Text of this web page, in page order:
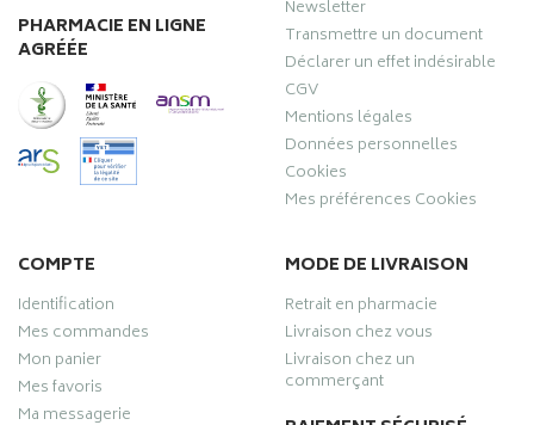
PHARMACIE EN LIGNE
AGRÉÉE
Newsletter
Transmettre un document
Déclarer un effet indésirable
CGV
Mentions légales
Données personnelles
Cookies
Mes préférences Cookies
COMPTE
Identification
Mes commandes
Mon panier
Mes favoris
Ma messagerie
MODE DE LIVRAISON
Retrait en pharmacie
Livraison chez vous
Livraison chez un
commerçant